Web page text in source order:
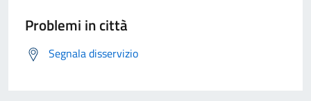
Problemi in città
Segnala disservizio